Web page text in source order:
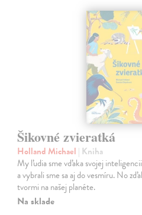
Šikovné zvieratká
Holland Michael | Kniha
My ľudia sme vďaka svojej
a vybrali sme sa aj do vesmíru. No
tvormi na našej planéte.
Na sklade